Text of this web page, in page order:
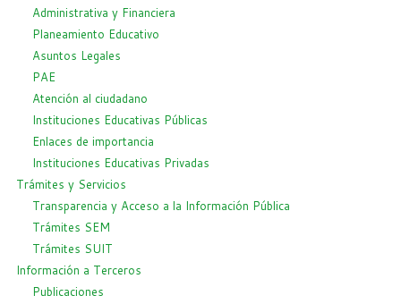
Administrativa y Financiera
Planeamiento Educativo
Asuntos Legales
PAE
Atención al ciudadano
Instituciones Educativas Públicas
Enlaces de importancia
Instituciones Educativas Privadas
Trámites y Servicios
Transparencia y Acceso a la Información Pública
Trámites SEM
Trámites SUIT
Información a Terceros
Publicaciones